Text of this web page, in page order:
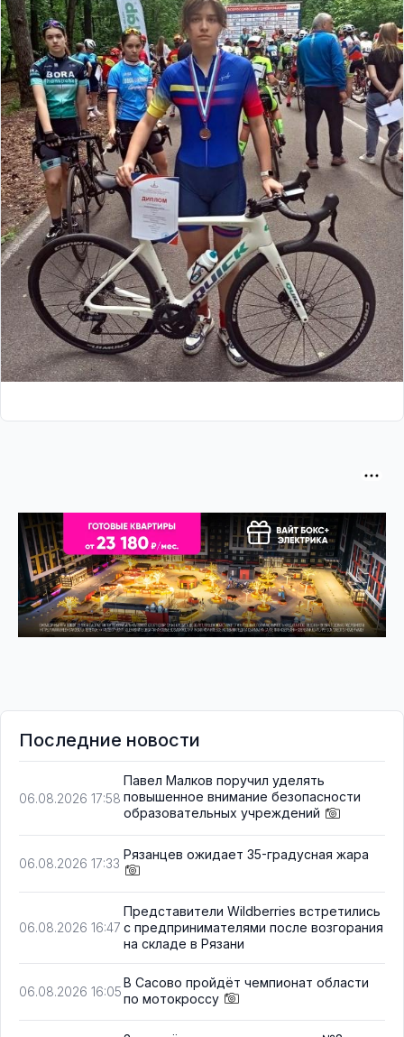
Последние новости
06.08.2026 17:58
Павел Малков поручил уделять
повышенное внимание безопасности
образовательных учреждений
06.08.2026 17:33
Рязанцев ожидает 35-градусная жара
06.08.2026 16:47
Представители Wildberries встретились
с предпринимателями после возгорания
на складе в Рязани
06.08.2026 16:05
В Сасово пройдёт чемпионат области
по мотокроссу